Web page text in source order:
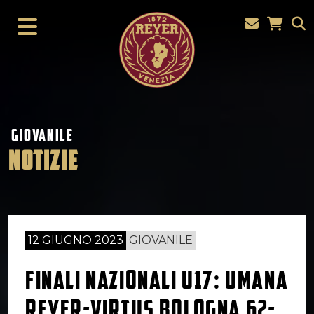
GIOVANILE
NOTIZIE
12 GIUGNO 2023 GIOVANILE
FINALI NAZIONALI U17: UMANA